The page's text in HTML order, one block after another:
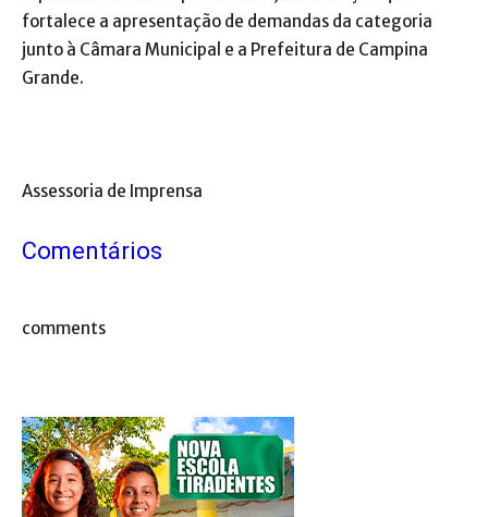
fortalece a apresentação de demandas da categoria
junto à Câmara Municipal e a Prefeitura de Campina
Grande.
Assessoria de Imprensa
Comentários
comments